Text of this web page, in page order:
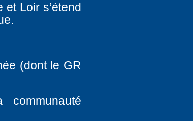
Loir s’étend
(dont le GR